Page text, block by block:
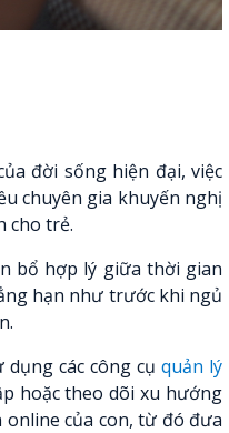
đời sống hiện đại, việc
chuyên gia khuyến nghị
cho trẻ.
bổ hợp lý giữa thời gian
hạn như trước khi ngủ
các công cụ quản lý
hoặc theo dõi xu hướng
của con, từ đó đưa